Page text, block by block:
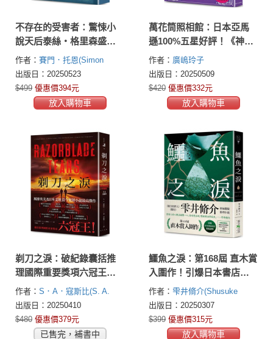
不存在的受害者：驚悚小
說天后泰絲・格里森盛讚
推薦！如果受害者根本不
存在，要如何抓到兇手？
作者： 賽門．托恩(Simon
Toyne)
出版日：20250523
$499 優惠價394元
放入購物車
萬花筒照相館：日本亞馬
遜100%五星好評！《神奇
柑仔店》人氣作者廣嶋玲
子幻想魔法物語，震撼登
場！
作者： 廣嶋玲子
出版日：20250509
$420 優惠價332元
放入購物車
剃刀之淚：破紀錄囊括推
理國際重要獎項六冠王！
榮登日本這本推理了不起
海外榜No.1！
作者： S．A．寇斯比(S. A.
Cosby)
出版日：20250410
$480 優惠價379元
已售完，補書中
鱷魚之淚：第168屆 直木賞
入圍作！引爆日本書店店
員驚豔讚嘆！《檢方的罪
人》、《鄰居》雫井脩介
終極懸疑推理小說
作者： 雫井脩介(Shusuke
Shizukui)
出版日：20250307
$399 優惠價315元
放入購物車